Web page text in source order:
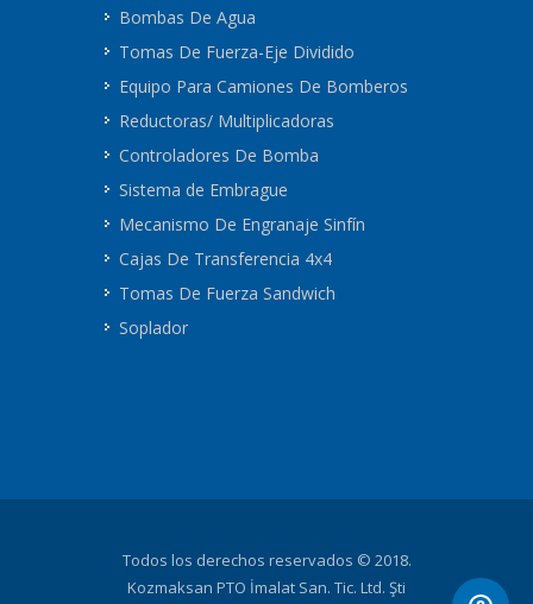
Bombas De Agua
Tomas De Fuerza-Eje Dividido
Equipo Para Camiones De Bomberos
Reductoras/ Multiplicadoras
Controladores De Bomba
Sistema de Embrague
Mecanismo De Engranaje Sinfín
Cajas De Transferencia 4x4
Tomas De Fuerza Sandwich
Soplador
Todos los derechos reservados © 2018.
Kozmaksan PTO İmalat San. Tic. Ltd. Şti